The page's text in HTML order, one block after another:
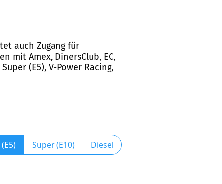
auch Zugang für
mit Amex, DinersClub, EC,
(E5), V-Power Racing,
Super (E10) Diesel